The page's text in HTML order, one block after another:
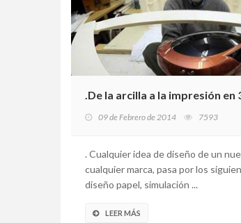
.De la arcilla a la impresión en
09 de Febrero de 2014 7593
. Cualquier idea de diseño de un
cualquier marca, pasa por los
diseño papel, simulación ...
LEER MÁS